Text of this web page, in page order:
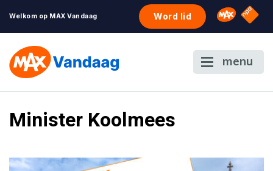
Welkom op MAX Vandaag Word lid Omroep
NPO
menu
Minister Koolmees